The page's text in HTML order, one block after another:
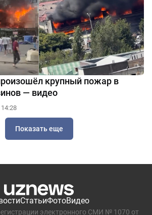
крупный пожар в
— видео
Показать еще
СтатьиФотоВидео
электронного СМИ № 1070 от